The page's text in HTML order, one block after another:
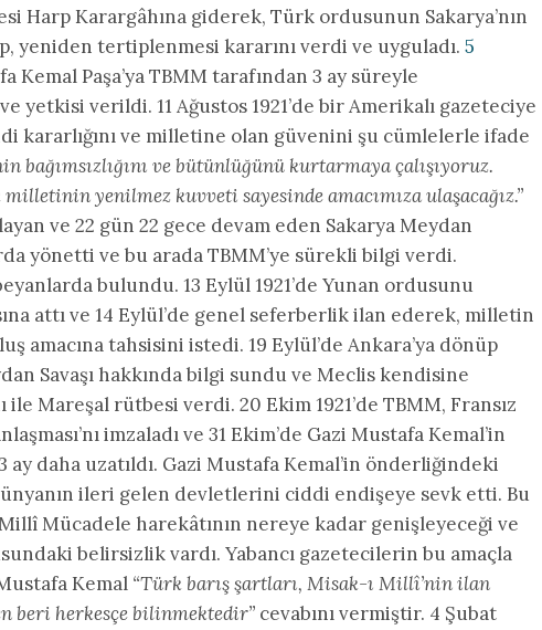
Harp Karargâhına giderek, Türk ordusunun Sakarya’nın
yeniden tertiplenmesi kararını verdi ve uyguladı. 5
Kemal Paşa’ya TBMM tarafından 3 ay süreyle
yetkisi verildi. 11 Ağustos 1921’de bir Amerikalı gazeteciye
kararlığını ve milletine olan güvenini şu cümlelerle ifade
bağımsızlığını ve bütünlüğünü kurtarmaya çalışıyoruz.
milletinin yenilmez kuvveti sayesinde amacımıza ulaşacağız.”
ve 22 gün 22 gece devam eden Sakarya Meydan
yönetti ve bu arada TBMM’ye sürekli bilgi verdi.
bulundu. 13 Eylül 1921’de Yunan ordusunu
attı ve 14 Eylül’de genel seferberlik ilan ederek, milletin
amacına tahsisini istedi. 19 Eylül’de Ankara’ya dönüp
Savaşı hakkında bilgi sundu ve Meclis kendisine
Mareşal rütbesi verdi. 20 Ekim 1921’de TBMM, Fransız
imzaladı ve 31 Ekim’de Gazi Mustafa Kemal’in
ay daha uzatıldı. Gazi Mustafa Kemal’in önderliğindeki
ileri gelen devletlerini ciddi endişeye sevk etti. Bu
Mücadele harekâtının nereye kadar genişleyeceği ve
belirsizlik vardı. Yabancı gazetecilerin bu amaçla
Kemal “Türk barış şartları, Misak-ı Millî’nin ilan
beri herkesçe bilinmektedir” cevabını vermiştir. 4 Şubat